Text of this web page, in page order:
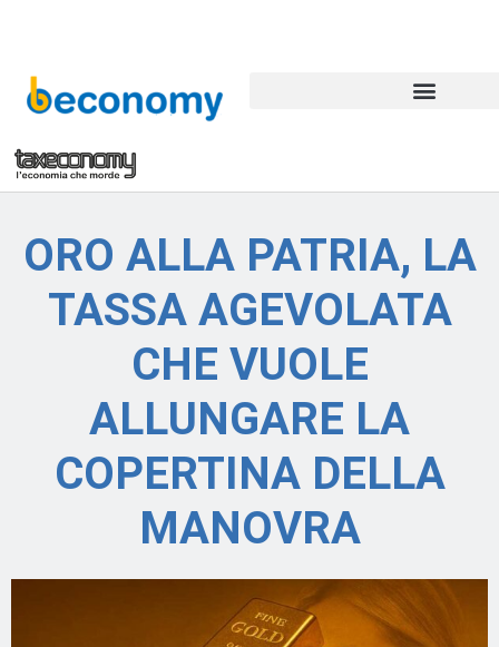
ORO ALLA PATRIA, LA
TASSA AGEVOLATA
CHE VUOLE
ALLUNGARE LA
COPERTINA DELLA
MANOVRA